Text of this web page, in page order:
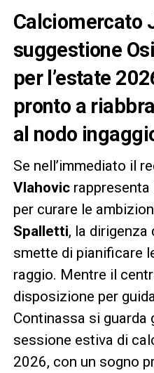
Calciomercato
suggestione
per l’estate
pronto a
al nodo
Se nell’immediato il
Vlahovicrappresenta
per curare le
Spalletti, la dirigenza
smette di pianificare
raggio. Mentre il
disposizione per
Continassa si guarda
sessione estiva di
2026, con un sogno